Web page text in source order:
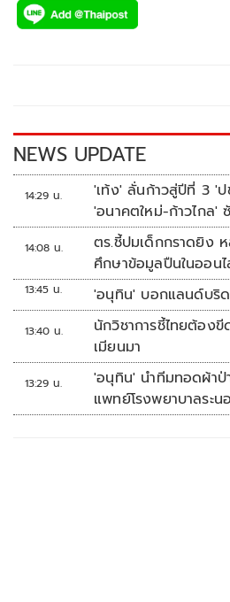
e
k
tt p
k
NEWS UPDATE
14:29 น.
'เท้ง' ลั่นก้าวสู่ปีที่ 3 '
'อนาคตใหม่-ก้าวไกล'
หลักนิติรัฐ-นิติธรรมสั่
14:08 น.
ตร.ชี้ปมเด็กกราดยิง
ศึกษาข้อมูลปืนในออน
13:45 น. 'อนุทิน' บอกแลนด์บริ
13:40 น.
นักวิชาการชี้ไทยต้อง
เมียนมา
13:29 น.
'อนุทิน' นำทีมทอดผ้า
แพทย์โรงพยาบาลระ
ล้านบาท